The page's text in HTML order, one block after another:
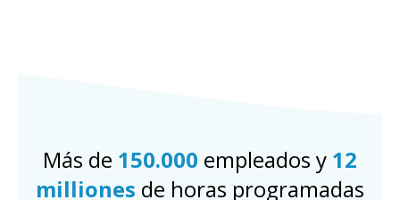
Más de 150.000 empleados y 12
milliones de horas programadas